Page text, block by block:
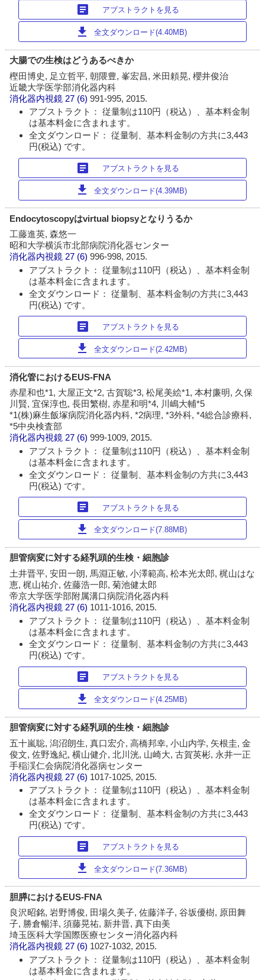
article アブストラクトを見る
download 全文ダウンロード(4.40MB)
大腸での生検はどうあるべきか
樫田博史, 足立哲平, 朝隈豊, 峯宏昌, 米田頼晃, 櫻井俊治
近畿大学医学部消化器内科
消化器内視鏡 27 (6)991-995, 2015.
アブストラクト： 従量制は110円（税込）、基本料金制
は基本料金に含まれます。
全文ダウンロード： 従量制、基本料金制の方共に3,443
円(税込) です。
article アブストラクトを見る
download 全文ダウンロード(4.39MB)
Endocytoscopyはvirtual biopsyとなりうるか
工藤進英, 森悠一
昭和大学横浜市北部病院消化器センター
消化器内視鏡 27 (6)996-998, 2015.
アブストラクト： 従量制は110円（税込）、基本料金制
は基本料金に含まれます。
全文ダウンロード： 従量制、基本料金制の方共に3,443
円(税込) です。
article アブストラクトを見る
download 全文ダウンロード(2.42MB)
消化管におけるEUS-FNA
赤星和也*1, 大屋正文*2, 古賀聡*3, 松尾美絵*1, 本村廉明, 久保
川賢, 宜保淳也, 長田繁樹, 赤星和明*4, 川嶋大輔*5
*1(株)麻生飯塚病院消化器内科, *2病理, *3外科, *4総合診療科,
*5中央検査部
消化器内視鏡 27 (6)999-1009, 2015.
アブストラクト： 従量制は110円（税込）、基本料金制
は基本料金に含まれます。
全文ダウンロード： 従量制、基本料金制の方共に3,443
円(税込) です。
article アブストラクトを見る
download 全文ダウンロード(7.88MB)
胆管病変に対する経乳頭的生検・細胞診
土井晋平, 安田一朗, 馬淵正敏, 小澤範高, 松本光太郎, 梶山はな
恵, 梶山祐介, 佐藤浩一郎, 菊池健太郎
帝京大学医学部附属溝口病院消化器内科
消化器内視鏡 27 (6) 1011-1016, 2015.
アブストラクト： 従量制は110円（税込）、基本料金制
は基本料金に含まれます。
全文ダウンロード： 従量制、基本料金制の方共に3,443
円(税込) です。
article アブストラクトを見る
download 全文ダウンロード(4.25MB)
胆管病変に対する経乳頭的生検・細胞診
五十嵐聡, 潟沼朗生, 真口宏介, 高橋邦幸, 小山内学, 矢根圭, 金
俊文, 佐野逸紀, 横山健介, 北川洸, 山崎大, 古賀英彬, 永井一正
手稲渓仁会病院消化器病センター
消化器内視鏡 27 (6) 1017-1025, 2015.
アブストラクト： 従量制は110円（税込）、基本料金制
は基本料金に含まれます。
全文ダウンロード： 従量制、基本料金制の方共に3,443
円(税込) です。
article アブストラクトを見る
download 全文ダウンロード(7.36MB)
胆膵におけるEUS-FNA
良沢昭銘, 岩野博俊, 田場久美子, 佐藤洋子, 谷坂優樹, 原田舞
子, 勝倉暢洋, 須藤晃祐, 新井晋, 真下由美
埼玉医科大学国際医療センター消化器内科
消化器内視鏡 27 (6) 1027-1032, 2015.
アブストラクト： 従量制は110円（税込）、基本料金制
は基本料金に含まれます。